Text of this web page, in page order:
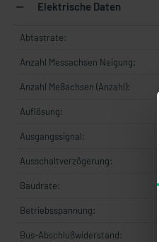
Elektrische Daten
Abtastrate:
Anzahl Messachsen Neigung:
Anzahl Meßachsen (Anzahl):
Auflösung:
Ausgangssignal:
Ausschaltverzögerung:
Baudrate:
Betriebsspannung:
Bus-Abschlußwiderstand: